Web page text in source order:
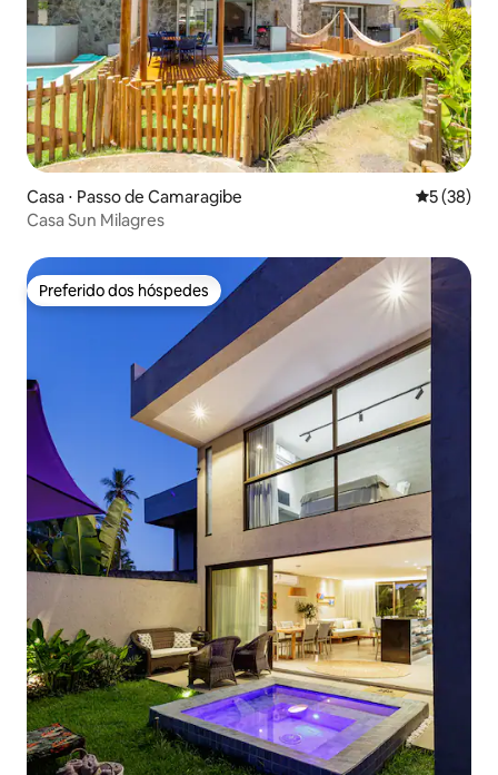
Casa ⋅ Passo de Camaragibe 5 de uma
5 (38)
Casa Sun Milagres
Preferido dos hóspedes
Preferido dos hóspedes